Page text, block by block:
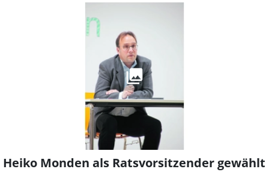
Heiko Monden als Ratsvorsitzender gewählt